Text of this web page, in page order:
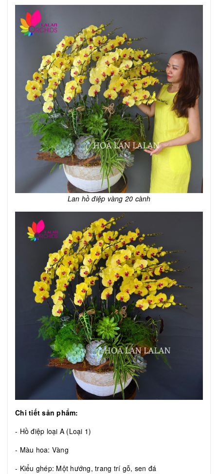
Lan hồ điệp vàng 20 cành
Chi tiết sản phẩm:
- Hồ điệp loại A (Loại 1)
- Màu hoa: Vàng
- Kiểu ghép: Một hướng, trang trí gỗ, sen đá